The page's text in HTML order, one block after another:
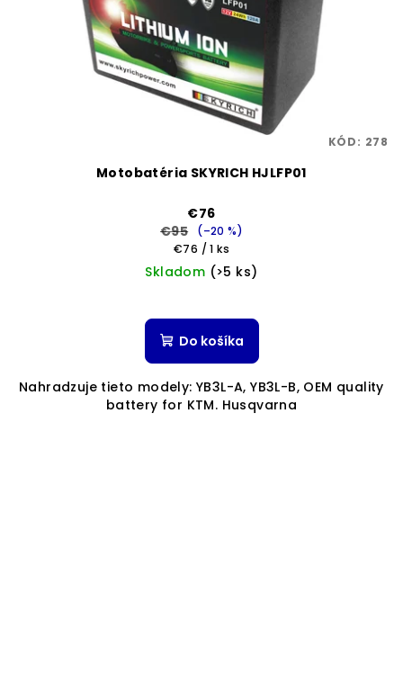
Motobatéria SKYRICH HJLFP01
€76
€95
(–20 %)
Jednotková
cena:
€76 / 1 ks
Skladom (>5 ks)
Do košíka
Nahradzuje tieto modely: YB3L-A, YB3L-B, OEM quality
battery for KTM. Husqvarna
KÓD: 278